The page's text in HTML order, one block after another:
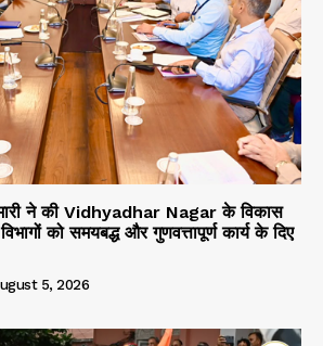
ने की Vidhyadhar Nagar के विकास
को समयबद्ध और गुणवत्तापूर्ण कार्य के दिए
5, 2026